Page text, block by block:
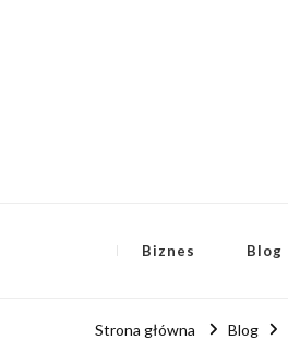
Biznes Blog
Strona główna Blog